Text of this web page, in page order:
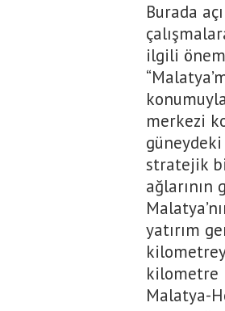
Burada
ilgili
merkezi
stratejik
ağlarının
yatırım
kilometre
Malatya-